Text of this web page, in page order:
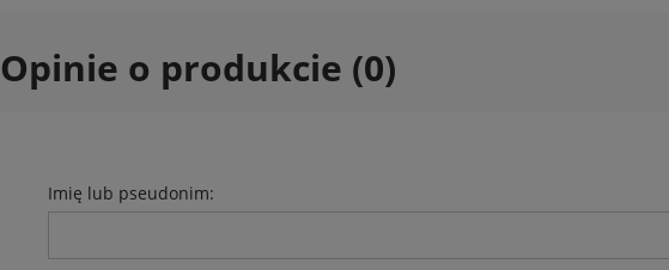
+ pilnik z rączką
Opinie o produkcie (0)
Imię lub pseudonim: